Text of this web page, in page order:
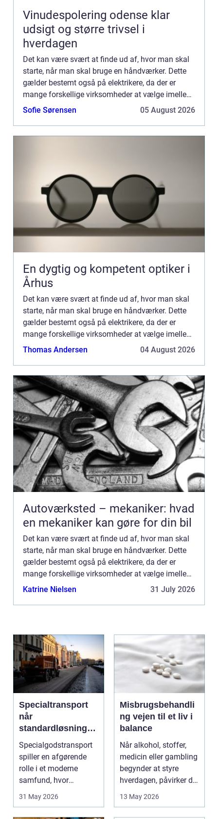
Vinudespolering odense klar
udsigt og større trivsel i
hverdagen
Det kan være svært at finde ud af, hvor man skal
starte, når man skal bruge en håndværker. Dette
gælder bestemt også på elektrikere, da der er
mange forskellige virksomheder at vælge imellem
på landsplan. I dette indlæg får du tre tips til,
Sofie Sørensen 05 August 2026
En dygtig og kompetent optiker i
Århus
Det kan være svært at finde ud af, hvor man skal
starte, når man skal bruge en håndværker. Dette
gælder bestemt også på elektrikere, da der er
mange forskellige virksomheder at vælge imellem
på landsplan. I dette indlæg får du tre tips til,
Thomas Andersen 04 August 2026
Autoværksted – mekaniker: hvad
en mekaniker kan gøre for din bil
Det kan være svært at finde ud af, hvor man skal
starte, når man skal bruge en håndværker. Dette
gælder bestemt også på elektrikere, da der er
mange forskellige virksomheder at vælge imellem
på landsplan. I dette indlæg får du tre tips til,
Katrine Nielsen 31 July 2026
Specialtransport
når
standardløsninger
ikke rækker
Specialgodstransport
spiller en afgørende
rolle i et moderne
samfund, hvor
industrien bliver mere
31 May 2026
Misbrugsbehandli
ng vejen til et liv i
balance
Når alkohol, stoffer,
medicin eller gambling
begynder at styre
hverdagen, påvirker det
ikke kun pers...
13 May 2026